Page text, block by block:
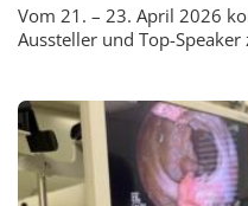
Vom 21. – 23. April 2026
Aussteller und Top-Speaker